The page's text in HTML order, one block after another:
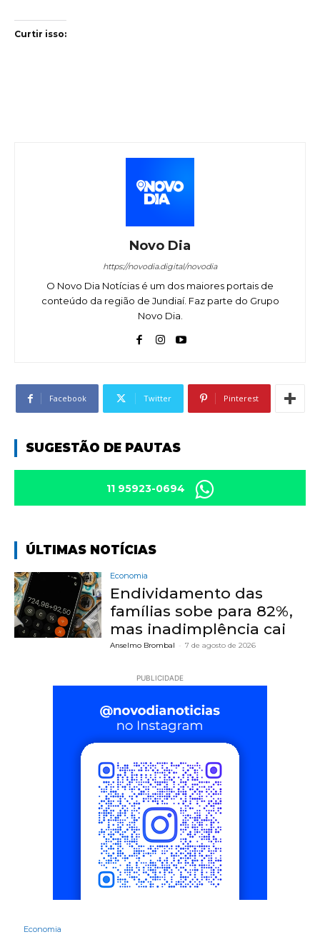
Curtir isso:
Novo Dia
https://novodia.digital/novodia
O Novo Dia Notícias é um dos maiores portais de
conteúdo da região de Jundiaí. Faz parte do Grupo
Novo Dia.
Facebook Twitter Pinterest
SUGESTÃO DE PAUTAS
11 95923-0694
ÚLTIMAS NOTÍCIAS
Economia
Endividamento das
famílias sobe para 82%,
mas inadimplência cai
Anselmo Brombal - 7 de agosto de 2026
PUBLICIDADE
Economia